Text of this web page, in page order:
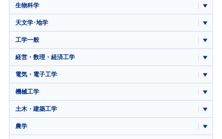
生物科学
天文学･地学
工学一般
経営・数理・経済工学
電気・電子工学
機械工学
土木・建築工学
農学